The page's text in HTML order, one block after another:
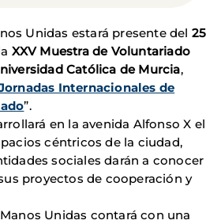
Unidas estará presente del 25
XXV Muestra de Voluntariado
Católica de Murcia,
Internacionales de
”.
en la avenida Alfonso X el
céntricos de la ciudad,
sociales darán a conocer
proyectos de cooperación y
Unidas contará con una